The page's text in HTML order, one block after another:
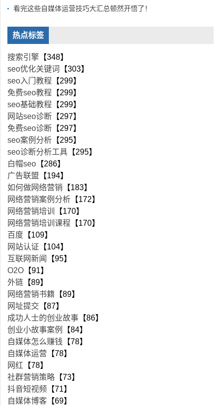
看完这些自媒体运营技巧大汇总顿然开悟了！
热点标签
搜索引擎 【348】
seo优化关键词
【303】
seo入门教程 【299】
免费seo教程 【299】
seo基础教程 【299】
网站seo诊断 【297】
免费seo诊断 【297】
seo案例分析 【295】
seo诊断分析工具 【295】
白帽seo 【286】
广告联盟 【194】
如何做网络营销 【183】
网络营销案例分析 【172】
网络营销培训
【170】
网络营销培训课程 【170】
百度 【109】
网站认证 【104】
互联网新闻
【95】
O2O 【91】
外链 【89】
网络营销书籍 【89】
网址提交 【87】
成功人士的创业故事 【86】
创业小故事案例
【84】
自媒体怎么赚钱 【78】
自媒体运营 【78】
网红 【78】
社群营销策略 【73】
抖音短视频 【71】
自媒体博客 【69】